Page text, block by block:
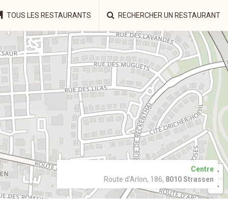
TOUS LES RESTAURANTS RECHERCHER UN RESTAURANT
Centre
Route d'Arlon, 186, 8010 Strassen